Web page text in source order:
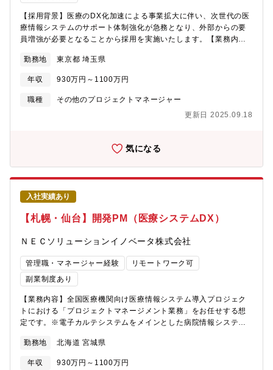
整 等【ポジションの魅力】・最上流工程提案段階から案件に関
わることが出来、顧客への提案が出来る環境です。プライム案件
中心で、上流から下流まで一貫した開発を行っています。最上流
の工程から案件に関わることで、エンジニアとしてより上位の経
験を積むことが出来ます。また、自社プロダクトをベースとした
社会貢献を直接感じられる官公庁・自治体・社会インフラ系企業
会貢献性を実感していただきやすい環境です。GIS（Geographic
Information System）は、地理情報システムのことで、「地理情
に必要不可欠な存在で、社会インフラ／ビジネス／オートモーテ
り、官公庁や自治体をコア・クライアントとしているため、取引
す。 ・テクノロジー・ドリブン国内GISエンジンのパイオニアと
た。社員の約70％は技術職で、今までに多数のプロダクトを開発
して参りました。・挑戦を推奨するカルチャーカルチャーは、自
由で風通しが良く、自主性は求められますが、上層部への提案も
ウェルカムで、手をあげれば委ねる・任せる・挑戦できる環境で
感じております。・ワークライフバランス働き方制度も充実して
おり、実働7.5時間／月の平均残業時間20H程度／週1日以上の出
勤での在宅勤務が可能／フリーアドレス・フレックスにより、働
就業が可能です。女性マネージャーも活躍しており、出産後に復
職する女性社員も多い環境です。・中長期的なキャリア形成安定
【採用背景】医療のDX化加速による事業拡大に伴い、次世代の医
療情報システムのサポート体制強化が急務となり、外部からの要
員増強が必要となることから採用を実施いたします。【業務内
る「プロジェクトマネージメント業務」をお任せする想定です。
※電子カルテシステムをメインとした病院情報システム導入・保
守【想定プロジェクト】東京・千葉・神奈川・沖縄・北陸・北関
東・甲信越・東北・北海道エリアにおける中規模～大規模な医療
トに参画して頂きます。病院情報システム導入・保守プロジェク
ステム環境の提供を行って頂きます。具体的にプロジェクトマネ
ージャーの範囲は、「カルテ」「各種オーダ」「看護」等の電子
カルテメインとなります。また、急性期病院としての機能に特化
した「重症病棟／救急外来向け機能」や「チーム医療を支援する
機能」など院内業務を幅広く支援するシステム導入プロジェクト
や保守プロジェクトおよび診療報酬改定対応プロジェクトのプロ
ジェクトマネージャーを行います。【プロジェクト人数】30名
【開発環境】（言語）・VB.net/C#（環境）・Windows・
Oracle・SQLServer・Azure・AWS【情報共有のツール】
TeamsBox他【本ポジションの魅力】少子高齢化やCOVID19感染
拡大等による環境変化により医療機関の在り方の変化が求められ
ています。それに加えてDX技術の進歩により医療の高度化が急速
に進んできており、NECグループのSIベンダーであるからこそ、
全国の医療機関の様々なICTによる医療機関のデジタルホスピタル
化をPJを通して経験できます。【キャリアパス】入社後はまずプ
ロジェクトマネージメント補佐として、実際のプロジェクトに携
レイヤーでのお客様アカウント対応を経験頂き、最終的には医療
してます。【配属予定部署】パブリック事業ライン医療ソリュー
勤務地 東京都 埼玉県
年収 930万円～1100万円
職種
その他のプロジェクトマネージャー
更新日 2025.09.18
気になる
入社実績あり
【札幌・仙台】開発PM（医療システムDX）
ＮＥＣソリューションイノベータ株式会社
管理職・マネージャー経験
リモートワーク可
副業制度あり
【業務内容】全国医療機関向け医療情報システム導入プロジェク
トにおける「プロジェクトマネージメント業務」をお任せする想
定です。※電子カルテシステムをメインとした病院情報システム
ロジェクト】東京・千葉・神奈川・北陸・北関東・甲信越・東
北・北海道エリアにおける中規模～大規模な医療機関への医療情
勤務地 北海道 宮城県
年収 930万円～1100万円